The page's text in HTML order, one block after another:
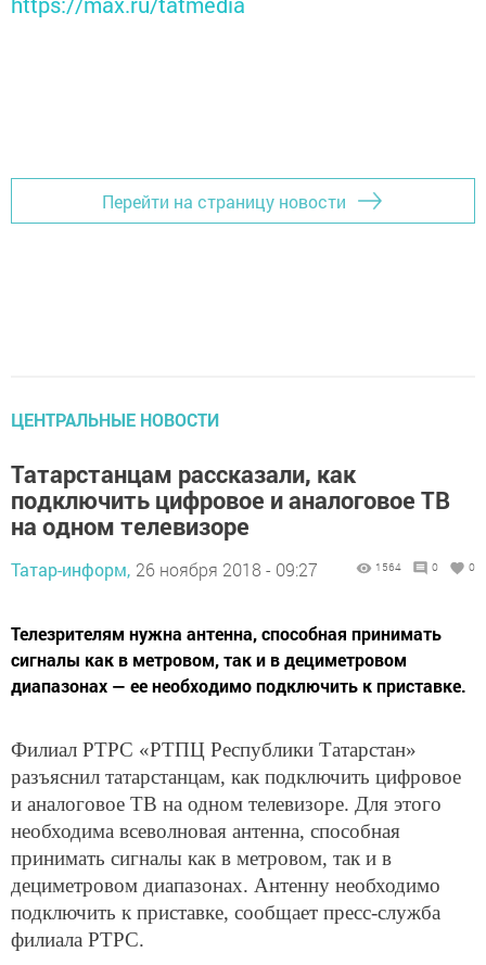
Перейти на страницу новости
ЦЕНТРАЛЬНЫЕ НОВОСТИ
Татарстанцам рассказали, как
подключить цифровое и аналоговое ТВ
на одном телевизоре
Татар-информ, 26 ноября 2018 - 09:27 1564 0 0
Телезрителям нужна антенна, способная принимать
сигналы как в метровом, так и в дециметровом
диапазонах — ее необходимо подключить к приставке.
Филиал РТРС «РТПЦ Республики Татарстан»
разъяснил татарстанцам, как подключить цифровое
и аналоговое ТВ на одном телевизоре. Для этого
необходима всеволновая антенна, способная
принимать сигналы как в метровом, так и в
дециметровом диапазонах. Антенну необходимо
подключить к приставке, сообщает пресс-служба
филиала РТРС.